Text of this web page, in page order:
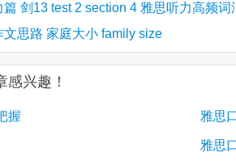
篇 剑13 test 2 section 4 雅思听力高频词
文思路 家庭大小 family size
兴趣！
握 雅思
雅思